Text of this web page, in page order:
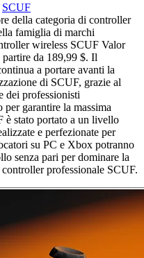
SCUF
della categoria di controller
famiglia di marchi
wireless SCUF Valor
da 189,99 $. Il
a portare avanti la
di SCUF, grazie al
dei professionisti
garantire la massima
è stato portato a un livello
e perfezionate per
su PC e Xbox potranno
senza pari per dominare la
professionale SCUF.